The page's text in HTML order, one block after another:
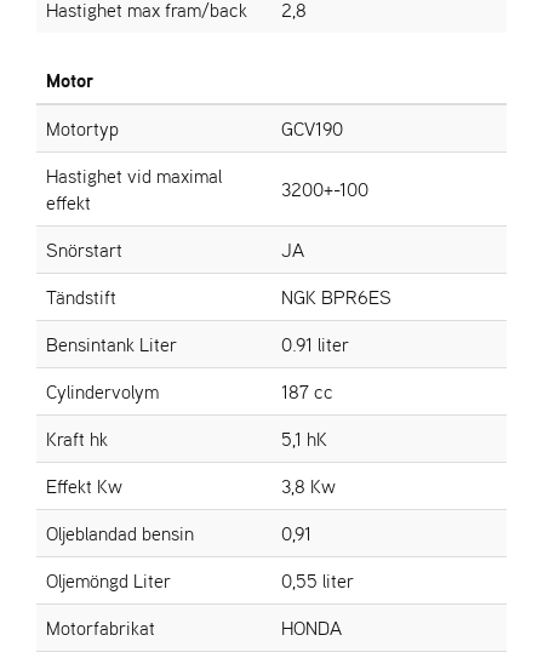
Hastighet max fram/back 2,8
Motor
Motortyp
GCV190
Hastighet vid maximal
effekt
3200+-100
Snörstart
JA
Tändstift
NGK BPR6ES
Bensintank Liter
0.91 liter
Cylindervolym
187 cc
Kraft hk
5,1 hK
Effekt Kw
3,8 Kw
Oljeblandad bensin
0,91
Oljemöngd Liter
0,55 liter
Motorfabrikat
HONDA